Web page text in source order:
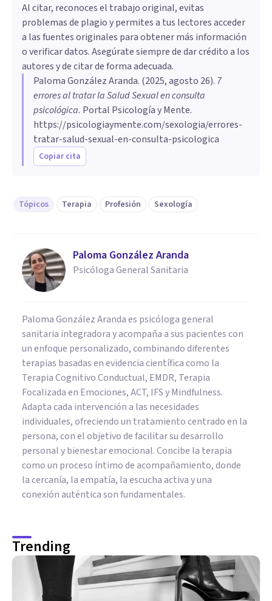
Al citar, reconoces el trabajo original, evitas
problemas de plagio y permites a tus lectores acceder
a las fuentes originales para obtener más información
o verificar datos. Asegúrate siempre de dar crédito a los
autores y de citar de forma adecuada.
Paloma González Aranda. (2025, agosto 26). 7
errores al tratar la Salud Sexual en consulta
psicológica. Portal Psicología y Mente.
https://psicologiaymente.com/sexologia/errores-
tratar-salud-sexual-en-consulta-psicologica
Copiar cita
Tópicos Terapia Profesión Sexología
Paloma González Aranda
Psicóloga General Sanitaria
Paloma González Aranda es psicóloga general
sanitaria integradora y acompaña a sus pacientes con
un enfoque personalizado, combinando diferentes
terapias basadas en evidencia científica como la
Terapia Cognitivo Conductual, EMDR, Terapia
Focalizada en Emociones, ACT, IFS y Mindfulness.
Adapta cada intervención a las necesidades
individuales, ofreciendo un tratamiento centrado en la
persona, con el objetivo de facilitar su desarrollo
personal y bienestar emocional. Concibe la terapia
como un proceso íntimo de acompañamiento, donde
la cercanía, la empatía, la escucha activa y una
conexión auténtica son fundamentales.
Trending